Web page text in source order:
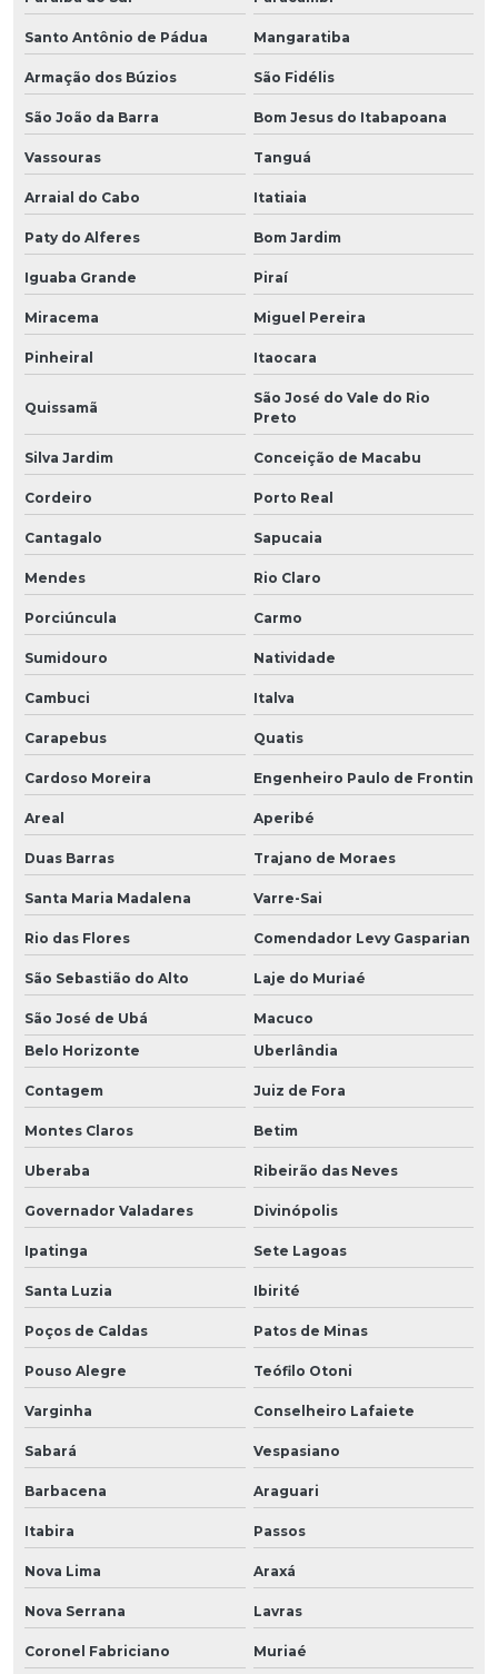
Santo Antônio de Pádua Mangaratiba
Armação dos Búzios São Fidélis
São João da Barra Bom Jesus do Itabapoana
Vassouras Tanguá
Arraial do Cabo Itatiaia
Paty do Alferes Bom Jardim
Iguaba Grande Piraí
Miracema Miguel Pereira
Pinheiral Itaocara
Quissamã
São José do Vale do Rio
Preto
Silva Jardim Conceição de Macabu
Cordeiro Porto Real
Cantagalo Sapucaia
Mendes Rio Claro
Porciúncula Carmo
Sumidouro Natividade
Cambuci Italva
Carapebus Quatis
Cardoso Moreira Engenheiro Paulo de Frontin
Areal Aperibé
Duas Barras Trajano de Moraes
Santa Maria Madalena Varre-Sai
Rio das Flores Comendador Levy Gasparian
São Sebastião do Alto Laje do Muriaé
São José de Ubá
Macuco
Belo Horizonte
Uberlândia
Contagem Juiz de Fora
Montes Claros Betim
Uberaba Ribeirão das Neves
Governador Valadares Divinópolis
Ipatinga Sete Lagoas
Santa Luzia Ibirité
Poços de Caldas Patos de Minas
Pouso Alegre Teófilo Otoni
Varginha Conselheiro Lafaiete
Sabará Vespasiano
Barbacena Araguari
Itabira Passos
Nova Lima Araxá
Nova Serrana Lavras
Coronel Fabriciano Muriaé